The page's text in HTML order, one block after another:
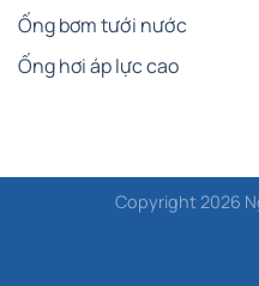
Ống bơm tưới nước
Ống hơi áp lực cao
Copyright 2026